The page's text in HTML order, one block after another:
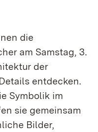
die
am Samstag, 3.
der
entdecken.
Symbolik im
sie gemeinsam
Bilder,